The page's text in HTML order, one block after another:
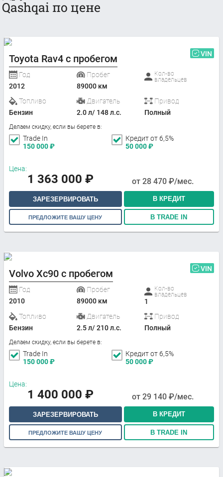
Qashqai по цене
Toyota Rav4 с пробегом VIN
Год
2012
Пробег
89000 км
Кол-во
владельцев
Топливо
Бензин
Двигатель
2.0 л/ 148 л.с.
Привод
Полный
Делаем скидку, если вы берете в:
Trade In
150 000₽
Кредит от 6,5%
50 000₽
Цена:
1 363 000 ₽ от 28 470 ₽/мес.
ЗАРЕЗЕРВИРОВАТЬ В КРЕДИТ
ПРЕДЛОЖИТЕ ВАШУ ЦЕНУ В TRADE IN
Volvo Xc90 с пробегом VIN
Год
2010
Пробег
89000 км
Кол-во
владельцев
1
Топливо
Бензин
Двигатель
2.5 л/ 210 л.с.
Привод
Полный
Делаем скидку, если вы берете в:
Trade In
150 000₽
Кредит от 6,5%
50 000₽
Цена:
1 400 000 ₽ от 29 140 ₽/мес.
ЗАРЕЗЕРВИРОВАТЬ В КРЕДИТ
ПРЕДЛОЖИТЕ ВАШУ ЦЕНУ В TRADE IN